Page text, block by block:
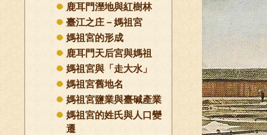
鹿耳門溼地與紅樹林
臺江之庄－媽祖宮
媽祖宮的形成
鹿耳門天后宮與媽祖
媽祖宮與「走大水」
媽祖宮舊地名
媽祖宮鹽業與臺碱產業
媽祖宮的姓氏與人口變
遷